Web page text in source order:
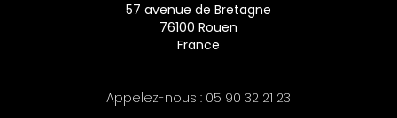
57 avenue de Bretagne
76100 Rouen
France
Appelez-nous : 05 90 32 21 23